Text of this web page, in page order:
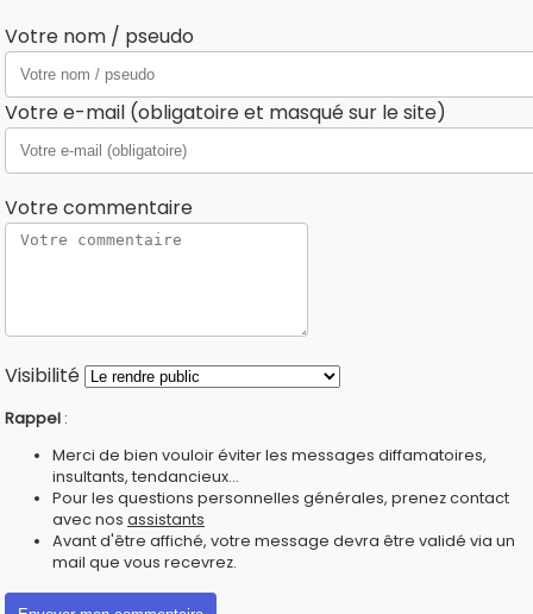
Votre nom / pseudo
Votre e-mail (obligatoire et masqué sur le site)
Votre commentaire
Visibilité
Rappel :
Merci de bien vouloir éviter les messages diffamatoires,
insultants, tendancieux...
Pour les questions personnelles générales, prenez contact
avec nos assistants
Avant d'être affiché, votre message devra être validé via un
mail que vous recevrez.